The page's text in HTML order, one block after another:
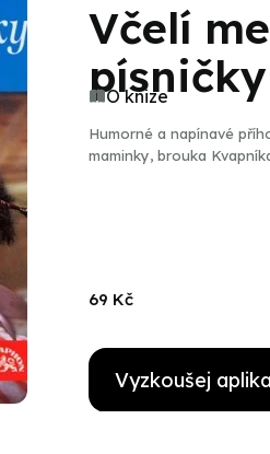
Včelí
písničky
O knize
Humorné a napínavé
maminky, brouka
69 Kč
Vyzkoušej